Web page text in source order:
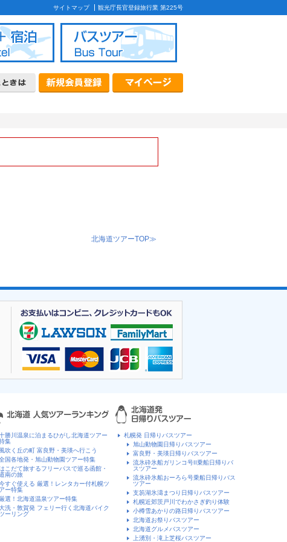
サイトマップ 観光庁長官登録旅行業 第225号
ッケージ
ー 首都圏発バスツアー
北海道発バスツアー
北海道ツアーTOP≫
勝川温泉に泊まるひがし北海道ツアー
集
風吹く丘の町 富良野・美瑛へ行こう
国各地発・旭山動物園ツアー特集
こだて旅するフリーパスで巡る函館・
南の旅
すぐ使える 厳選！レンタカー付札幌ツ
アー特集
厳選！北海道温泉ツアー特集
洗・敦賀発 フェリー行く北海道バイク
ツーリング
札幌発 日帰りバスツアー
旭山動物園日帰りバスツアー
富良野・美瑛日帰りバスツアー
流氷砕氷船ガリンコ号II乗船日帰りバ
スツアー
流氷砕氷船おーろら号乗船日帰りバス
ツアー
支笏湖氷濤まつり日帰りバスツアー
札幌近郊茨戸川でわかさぎ釣り体験
小樽雪あかりの路日帰りバスツアー
北海道お祭りバスツアー
北海道グルメバスツアー
上湧別・滝上芝桜バスツアー